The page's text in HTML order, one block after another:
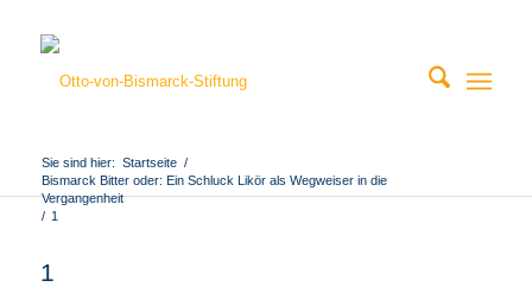
Sie sind hier: Startseite /
Bismarck Bitter oder: Ein Schluck Likör als Wegweiser in die
Vergangenheit
/ 1
1